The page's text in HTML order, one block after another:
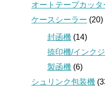
オートテープカッタ
ケースシーラー (20)
封函機 (14)
捺印機/インク
製函機 (6)
シュリンク包装機